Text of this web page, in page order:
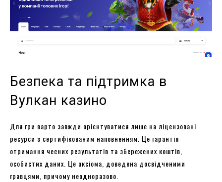
Безпека та підтримка в
Вулкан казино
Для гри варто завжди орієнтуватися лише на ліцензовані
ресурси з сертифікованим наповненням. Це гарантія
отримання чесних результатів та збережених коштів,
особистих даних. Це аксіома, доведена досвідченими
гравцями, причому неодноразово.